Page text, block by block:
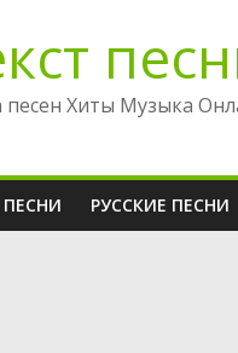
песен Хиты Музыка
РУССКИЕ ПЕСНИ